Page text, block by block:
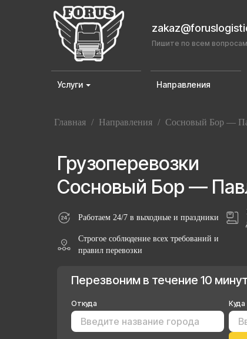
Пишите по всем вопросам
Услуги Направления
Главная / Направления / Сосновый Бор —
Грузоперевозки
Сосновый Бор —
Работаем 24/7 в выходные и праздники
Строгое соблюдение всех требований и
правил перевозки
Перезвоним в течение 10 минут
Откуда Куда